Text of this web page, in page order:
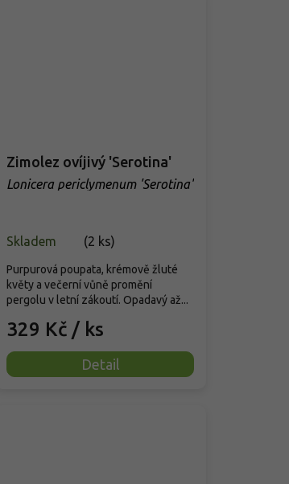
Zimolez ovíjivý 'Serotina'
Lonicera periclymenum 'Serotina'
Skladem (2 ks)
329 Kč / ks
Detail
Purpurová poupata, krémově žluté
květy a večerní vůně promění
pergolu v letní zákoutí. Opadavý až...